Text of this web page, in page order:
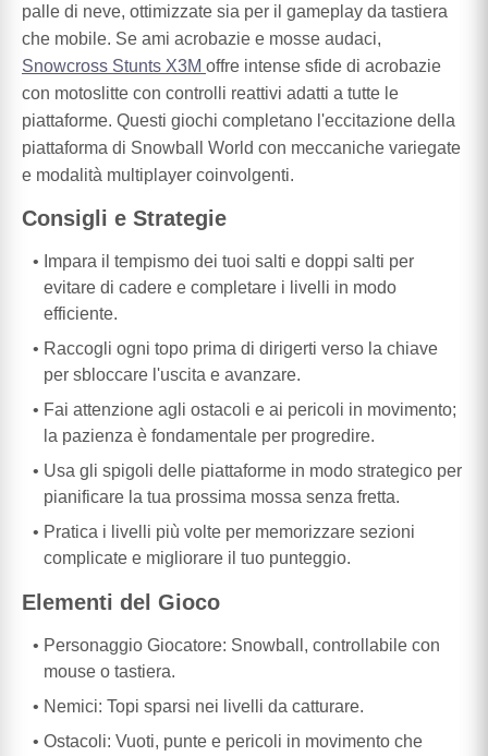
palle di neve, ottimizzate sia per il gameplay da tastiera
che mobile. Se ami acrobazie e mosse audaci,
Snowcross Stunts X3M offre intense sfide di acrobazie
con motoslitte con controlli reattivi adatti a tutte le
piattaforme. Questi giochi completano l'eccitazione della
piattaforma di Snowball World con meccaniche variegate
e modalità multiplayer coinvolgenti.
Consigli e Strategie
Impara il tempismo dei tuoi salti e doppi salti per
evitare di cadere e completare i livelli in modo
efficiente.
Raccogli ogni topo prima di dirigerti verso la chiave
per sbloccare l'uscita e avanzare.
Fai attenzione agli ostacoli e ai pericoli in movimento;
la pazienza è fondamentale per progredire.
Usa gli spigoli delle piattaforme in modo strategico per
pianificare la tua prossima mossa senza fretta.
Pratica i livelli più volte per memorizzare sezioni
complicate e migliorare il tuo punteggio.
Elementi del Gioco
Personaggio Giocatore: Snowball, controllabile con
mouse o tastiera.
Nemici: Topi sparsi nei livelli da catturare.
Ostacoli: Vuoti, punte e pericoli in movimento che